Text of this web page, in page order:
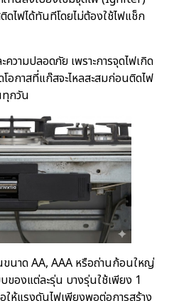
ดไฟได้ทันทีโดยไม่ต้องใช้ไฟแช็ก
วามปลอดภัย เพราะการจุดไฟเกิด
กาสที่แก๊สจะไหลสะสมก่อนติดไฟ
ทุกวัน
ขนาด AA, AAA หรือถ่านก้อนใหญ่
องแต่ละรุ่น บางรุ่นใช้เพียง 1
ห้แรงดันไฟเพียงพอต่อการสร้าง